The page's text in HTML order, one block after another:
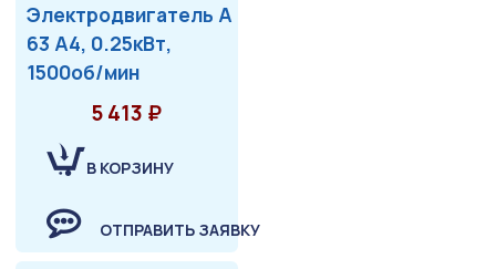
Электродвигатель А
63 А4, 0.25кВт,
1500об/мин
5 413 ₽
В КОРЗИНУ
ОТПРАВИТЬ ЗАЯВКУ